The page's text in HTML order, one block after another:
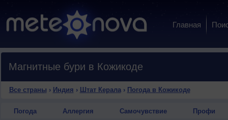
Главная
Магнитные бури в Кожикоде
Все страны › Индия › Штат Керала› Погода в Кожикоде
Погода Аллергия Самочувствие Профи